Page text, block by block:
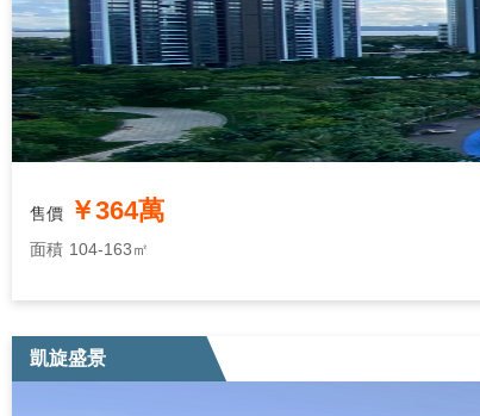
售價 ￥364萬
面積 104-163㎡
凱旋盛景